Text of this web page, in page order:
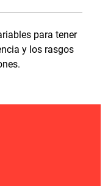
para tener
y los rasgos